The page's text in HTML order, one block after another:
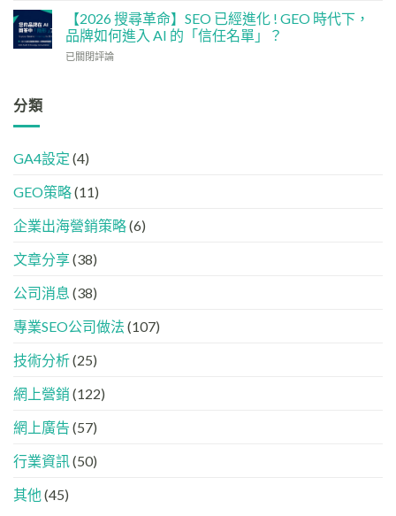
策
變
機
HTML
設
定
指
GEO
(AISEO)
效
的
FB、
Threads、
內
分
企
業
或
中
現？
文
懂
GEO、
與
的
際
法
【2026 搜尋革命】SEO 已經進化 ! GEO 時代下，
品牌如何進入 AI 的「信任名單」？
【2026
經
化
GEO
時
下，
牌
何
入
AI
的
「信
名
已關閉評論
分類
GA4設定 (4)
GEO策略(11)
企業出海營銷策略(6)
文章分享(38)
公司消息 (38)
專業SEO公司做法 (107)
技術分析(25)
網上營銷 (122)
網上廣告 (57)
行業資訊(50)
其他 (45)